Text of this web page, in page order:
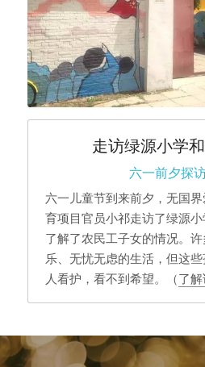
走访绿源小学
六一前夕探
六一儿童节到来前夕，无国
育项目官员小祁走访了绿源
了解了农民工子女的情况。
乐、无忧无虑的生活，但这
人看护，看不到希望。（了